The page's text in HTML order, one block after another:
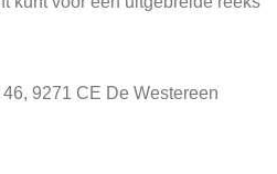
9271 CE De Westereen